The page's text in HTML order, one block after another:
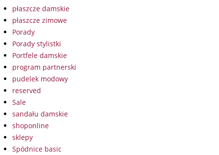
płaszcze damskie
płaszcze zimowe
Porady
Porady stylistki
Portfele damskie
program partnerski
pudelek modowy
reserved
Sale
sandału damskie
shoponline
sklepy
Spódnice basic